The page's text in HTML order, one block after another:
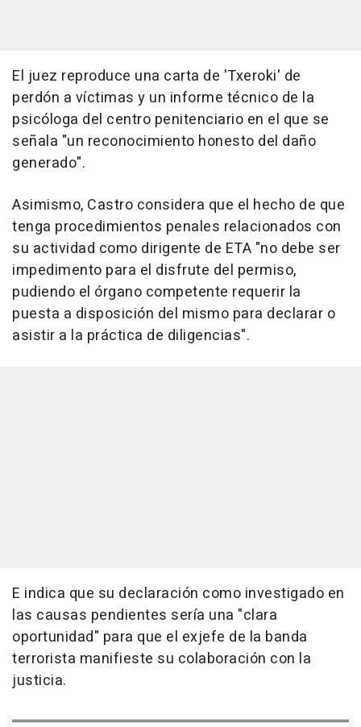
El juez reproduce una carta de 'Txeroki' de
perdón a víctimas y un informe técnico de la
psicóloga del centro penitenciario en el que se
señala "un reconocimiento honesto del daño
generado".
Asimismo, Castro considera que el hecho de que
tenga procedimientos penales relacionados con
su actividad como dirigente de ETA "no debe ser
impedimento para el disfrute del permiso,
pudiendo el órgano competente requerir la
puesta a disposición del mismo para declarar o
asistir a la práctica de diligencias".
E indica que su declaración como investigado en
las causas pendientes sería una "clara
oportunidad" para que el exjefe de la banda
terrorista manifieste su colaboración con la
justicia.